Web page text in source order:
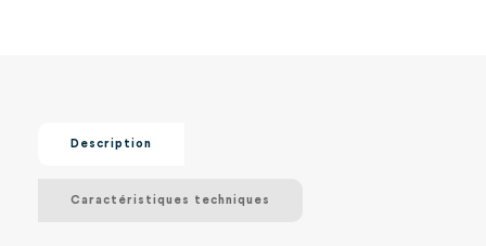
Description
Caractéristiques techniques